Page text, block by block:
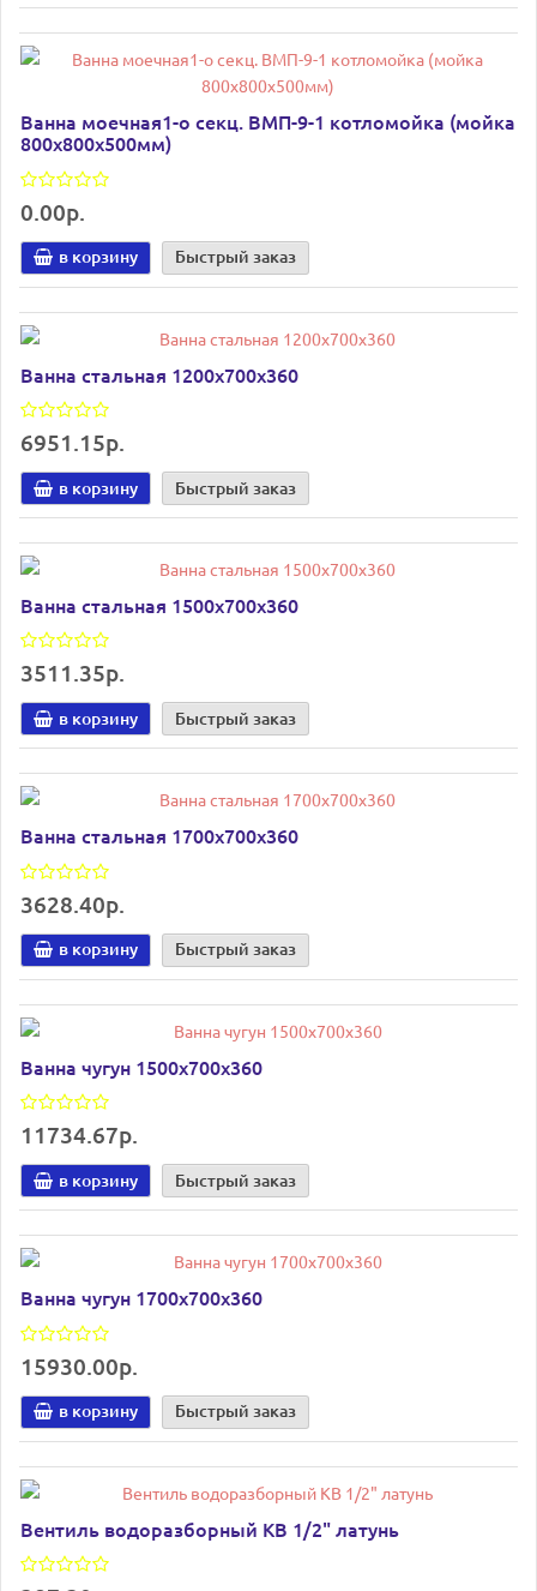
Ванна моечная1-о секц. ВМП-9-1 котломойка (мойка
800x800x500мм)
0.00р.
в корзину Быстрый заказ
Ванна стальная 1200х700х360
6951.15р.
в корзину Быстрый заказ
Ванна стальная 1500х700х360
3511.35р.
в корзину Быстрый заказ
Ванна стальная 1700х700х360
3628.40р.
в корзину Быстрый заказ
Ванна чугун 1500х700х360
11734.67р.
в корзину Быстрый заказ
Ванна чугун 1700х700х360
15930.00р.
в корзину Быстрый заказ
Вентиль водоразборный КВ 1/2" латунь